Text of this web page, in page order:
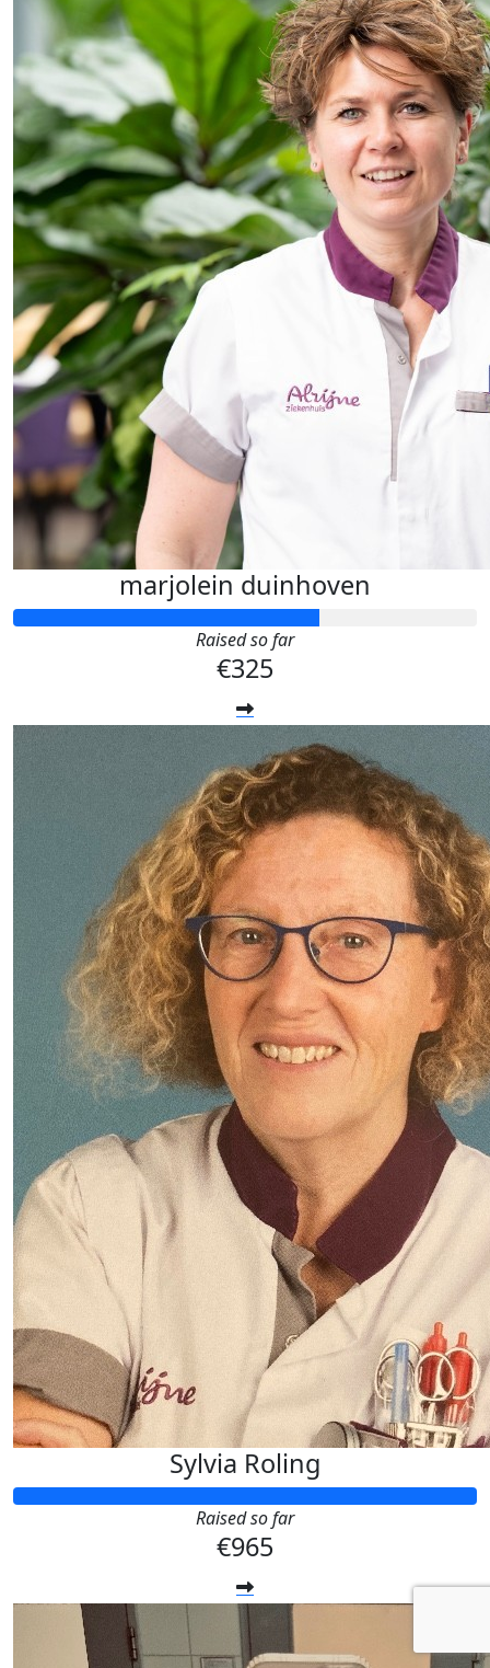
marjolein duinhoven
Raised so far
€325
Sylvia Roling
Raised so far
€965